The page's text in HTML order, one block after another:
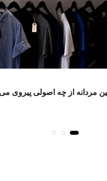
مردانه از چه اصولی پیروی